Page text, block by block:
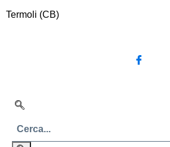
Termoli (CB)